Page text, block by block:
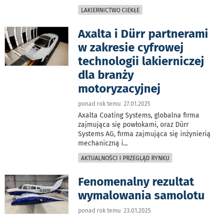
LAKIERNICTWO CIEKŁE
Axalta i Dürr partnerami
w zakresie cyfrowej
technologii lakierniczej
dla branży
motoryzacyjnej
ponad rok temu 27.01.2025
Axalta Coating Systems, globalna firma
zajmująca się powłokami, oraz Dürr
Systems AG, firma zajmująca się inżynierią
mechaniczną i...
AKTUALNOŚCI I PRZEGLĄD RYNKU
Fenomenalny rezultat
wymalowania samolotu
ponad rok temu 23.01.2025